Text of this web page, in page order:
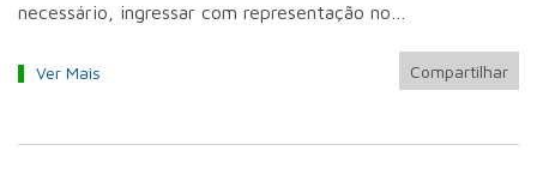
necessário, ingressar com representação no…
Ver Mais Compartilhar